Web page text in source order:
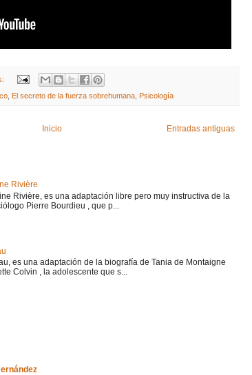
El secreto de la fuerza sobrehumana Psicología
Entradas antiguas
Inicio
Rivière
Rivière, es una adaptación libre pero muy instructiva de la
Pierre Bourdieu , que p...
es una adaptación de la biografía de Tania de Montaigne
Colvin , la adolescente que s...